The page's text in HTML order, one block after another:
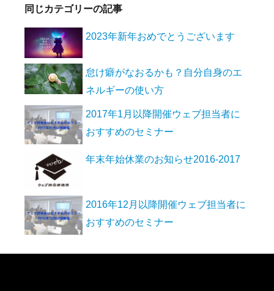
同じカテゴリーの記事
2023年新年おめでとうございます
怠け癖がなおるかも？自分自身のエ
ネルギーの使い方
2017年1月以降開催ウェブ担当者に
おすすめのセミナー
年末年始休業のお知らせ2016-2017
2016年12月以降開催ウェブ担当者に
おすすめのセミナー